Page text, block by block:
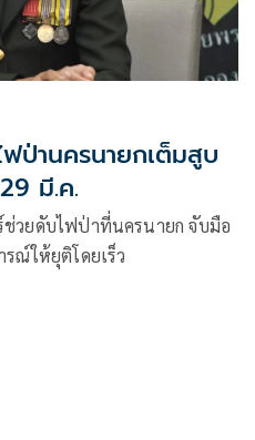
ป่านครนายกเต็มสูบ
มี.ค.
วยดับไฟป่าที่นครนายก จับมือ
านการณ์ให้ยุติโดยเร็ว